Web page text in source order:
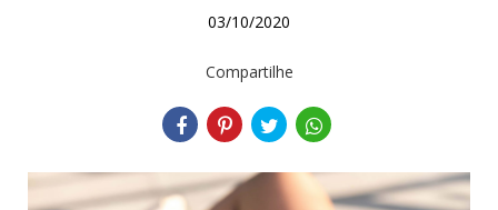
03/10/2020
Compartilhe